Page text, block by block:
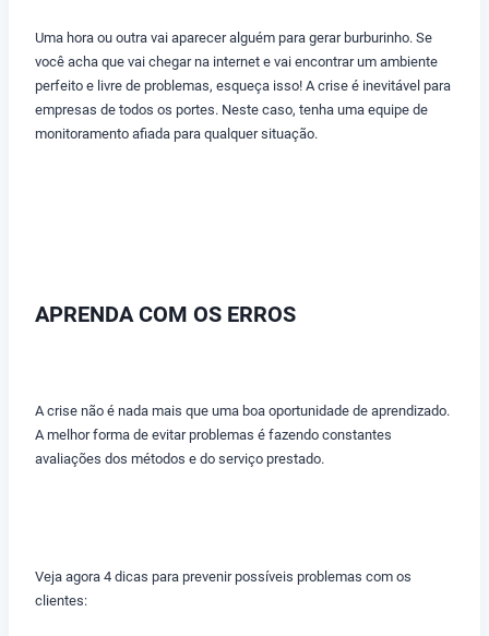
Uma hora ou outra vai aparecer alguém para gerar burburinho. Se
você acha que vai chegar na internet e vai encontrar um ambiente
perfeito e livre de problemas, esqueça isso! A crise é inevitável para
empresas de todos os portes. Neste caso, tenha uma equipe de
monitoramento afiada para qualquer situação.
APRENDA COM OS ERROS
A crise não é nada mais que uma boa oportunidade de aprendizado.
A melhor forma de evitar problemas é fazendo constantes
avaliações dos métodos e do serviço prestado.
Veja agora 4 dicas para prevenir possíveis problemas com os
clientes: